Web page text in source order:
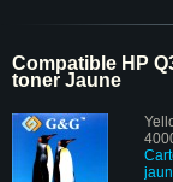
Compatible HP
toner Jaune